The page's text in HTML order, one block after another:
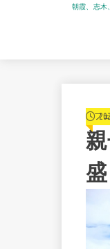
朝霞、志木
フ